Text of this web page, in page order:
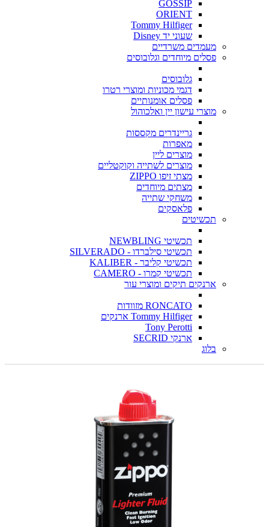
GOSSIP
ORIENT
Tommy Hilfiger
שעוני יד Disney
מעמדים משרדיים
פסלים מיוחדים וגלובוסים
גלובוסים
דגמי מכוניות ומוצרי רטרו
פסלים אומנותיים
מוצרי עישון יין ואלכוהול
גריינדרים מקססות
מאפרות
מוצרים ליין
מוצרים לשתייה וקוקטליים
מצתי זיפו ZIPPO
מצתים מיוחדים
משחקי שתייה
פלאסקים
תכשיטים
תכשיטי NEWBLING
תכשיטי סילברדו - SILVERADO
תכשיטי קליבר - KALIBER
תכשיטי קמרו - CAMERO
ארנקים תיקים ומוצרי עור
RONCATO מזוודות
Tommy Hilfiger ארנקים
Tony Perotti
ארנקי SECRID
בלוג